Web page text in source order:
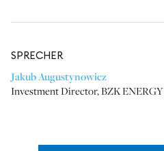
SPRECHER
Jakub Augustynowicz
Investment Director,BZK ENERGY